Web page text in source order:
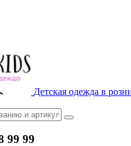
Детская одежда в
99 99